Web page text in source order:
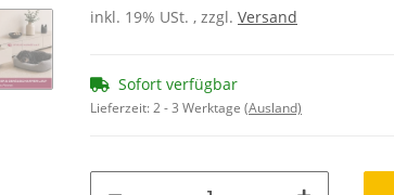
inkl. 19% USt. , zzgl. Versand
Sofort verfügbar
Lieferzeit:2 - 3 Werktage (Ausland)